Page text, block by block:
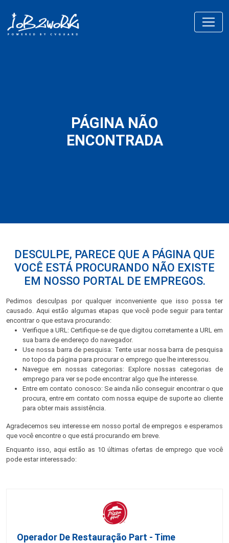
PÁGINA NÃO
ENCONTRADA
DESCULPE, PARECE QUE A PÁGINA QUE
VOCÊ ESTÁ PROCURANDO NÃO EXISTE
EM NOSSO PORTAL DE EMPREGOS.
Pedimos desculpas por qualquer inconveniente que isso possa ter
causado. Aqui estão algumas etapas que você pode seguir para tentar
encontrar o que estava procurando:
Verifique a URL: Certifique-se de que digitou corretamente a URL em
sua barra de endereço do navegador.
Use nossa barra de pesquisa: Tente usar nossa barra de pesquisa
no topo da página para procurar o emprego que lhe interessou.
Navegue em nossas categorias: Explore nossas categorias de
emprego para ver se pode encontrar algo que lhe interesse.
Entre em contato conosco: Se ainda não conseguir encontrar o que
procura, entre em contato com nossa equipe de suporte ao cliente
para obter mais assistência.
Agradecemos seu interesse em nosso portal de empregos e esperamos
que você encontre o que está procurando em breve.
Enquanto isso, aqui estão as 10 últimas ofertas de emprego que você
pode estar interessado:
Operador De Restauração Part - Time